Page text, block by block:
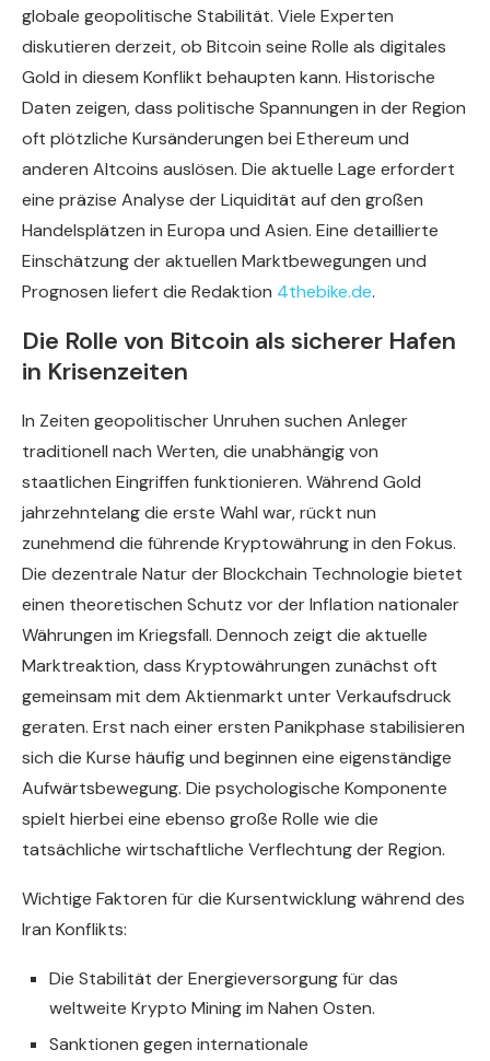
globale geopolitische Stabilität. Viele Experten
diskutieren derzeit, ob Bitcoin seine Rolle als digitales
Gold in diesem Konflikt behaupten kann. Historische
Daten zeigen, dass politische Spannungen in der Region
oft plötzliche Kursänderungen bei Ethereum und
anderen Altcoins auslösen. Die aktuelle Lage erfordert
eine präzise Analyse der Liquidität auf den großen
Handelsplätzen in Europa und Asien. Eine detaillierte
Einschätzung der aktuellen Marktbewegungen und
Prognosen liefert die Redaktion 4thebike.de.
Die Rolle von Bitcoin als sicherer Hafen
in Krisenzeiten
In Zeiten geopolitischer Unruhen suchen Anleger
traditionell nach Werten, die unabhängig von
staatlichen Eingriffen funktionieren. Während Gold
jahrzehntelang die erste Wahl war, rückt nun
zunehmend die führende Kryptowährung in den Fokus.
Die dezentrale Natur der Blockchain Technologie bietet
einen theoretischen Schutz vor der Inflation nationaler
Währungen im Kriegsfall. Dennoch zeigt die aktuelle
Marktreaktion, dass Kryptowährungen zunächst oft
gemeinsam mit dem Aktienmarkt unter Verkaufsdruck
geraten. Erst nach einer ersten Panikphase stabilisieren
sich die Kurse häufig und beginnen eine eigenständige
Aufwärtsbewegung. Die psychologische Komponente
spielt hierbei eine ebenso große Rolle wie die
tatsächliche wirtschaftliche Verflechtung der Region.
Wichtige Faktoren für die Kursentwicklung während des
Iran Konflikts:
Die Stabilität der Energieversorgung für das
weltweite Krypto Mining im Nahen Osten.
Sanktionen gegen internationale